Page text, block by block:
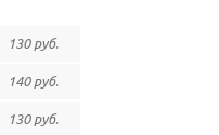
130 руб.
140 руб.
130 руб.